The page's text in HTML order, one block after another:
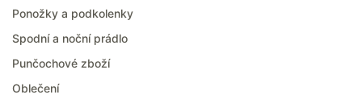
Ponožky a podkolenky
Spodní a noční prádlo
Punčochové zboží
Oblečení